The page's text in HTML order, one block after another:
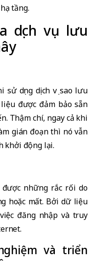
tầng.
dịch vụ lưu
dụng dịch vụ sao lưu
được đảm bảo sẵn
Thậm chí, ngay cả khi
gián đoạn thì nó vẫn
khởi động lại.
những rắc rối do
hoặc mất. Bởi dữ liệu
đăng nhập và truy
và triển